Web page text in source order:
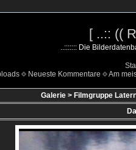
[ ..:: ((
..::::::: Die
Neueste Kommentare Am
Galerie > Filmgruppe